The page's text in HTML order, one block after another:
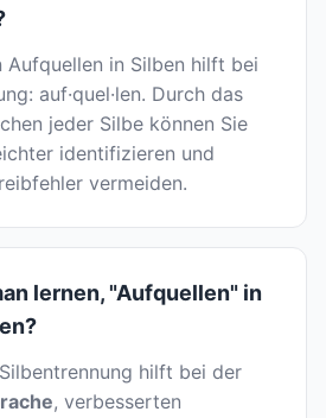
Aufquellen in Silben hilft bei
auf·quel·len. Durch das
jeder Silbe können Sie
identifizieren und
vermeiden.
lernen, "Aufquellen" in
hilft bei der
, verbesserten